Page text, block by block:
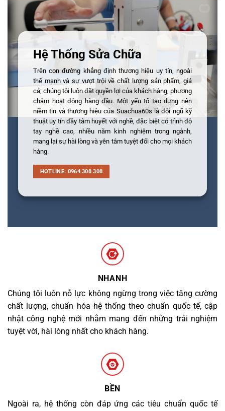
Hệ Thống Sửa Chữa
Trên con đường khẳng định thương hiệu uy tín, ngoài
thế mạnh và sự vượt trội về chất lượng sản phẩm, giá
cả; chúng tôi luôn đặt quyền lợi của khách hàng, phương
châm hoạt động hàng đầu. Một yếu tố tạo dựng nên
niềm tin và thương hiệu của Suachua60s là đội ngũ kỹ
thuật uy tín đầy tâm huyết với nghề, đặc biệt có trình độ
tay nghề cao, nhiều năm kinh nghiệm trong ngành,
mang lại sự hài lòng và yên tâm tuyệt đối cho mọi khách
hàng.
HOTLINE: 0964 308 308
NHANH
Chúng tôi luôn nỗ lực không ngừng trong việc tăng cường
chất lượng, chuẩn hóa hệ thống theo chuẩn quốc tế, cập
nhật công nghệ mới nhằm mang đến những trải nghiệm
tuyệt vời, hài lòng nhất cho khách hàng.
BỀN
Ngoài ra, hệ thống còn đáp ứng các tiêu chuẩn quốc tế